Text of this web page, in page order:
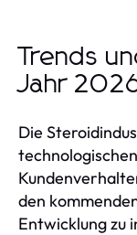
Trends
Jahr
Die
den
Entwicklung zu